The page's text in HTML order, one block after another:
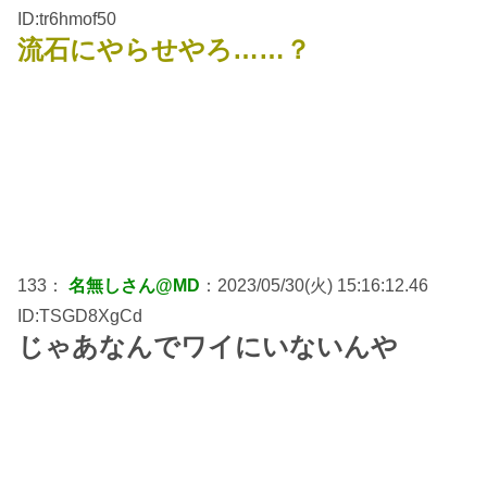
ID:tr6hmof50
流石にやらせやろ……？
133： 名無しさん@MD ：2023/05/30(火) 15:16:12.46
ID:TSGD8XgCd
じゃあなんでワイにいないんや